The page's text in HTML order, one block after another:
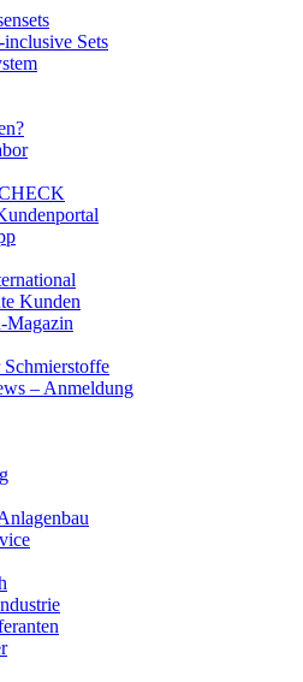
Sets
Kunden
– Anmeldung